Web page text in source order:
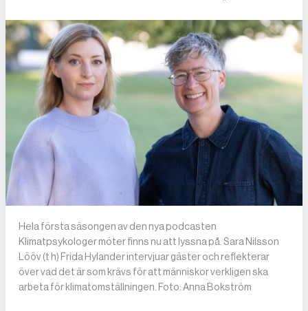
Hela första säsongen av den nya podcasten
Klimatpsykologer möter finns nu att lyssna på. Sara Nilsson
Lööv (t h) Frida Hylander intervjuar gäster och reflekterar
över vad det är som krävs för att människor verkligen ska
arbeta för klimatomställningen. Foto: Anna Bokström